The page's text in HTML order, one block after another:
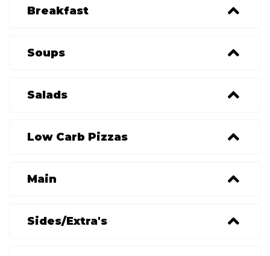
Breakfast
Soups
Salads
Low Carb Pizzas
Main
Sides/Extra's